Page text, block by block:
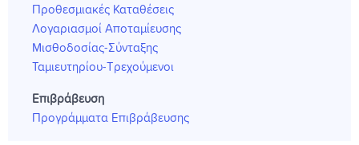
Προθεσμιακές Καταθέσεις
Λογαριασμοί Αποταμίευσης
Μισθοδοσίας-Σύνταξης
Ταμιευτηρίου-Τρεχούμενοι
Επιβράβευση
Προγράμματα Επιβράβευσης